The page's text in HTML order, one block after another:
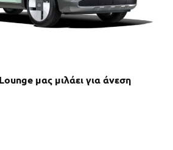
μας μιλάει για άνεση